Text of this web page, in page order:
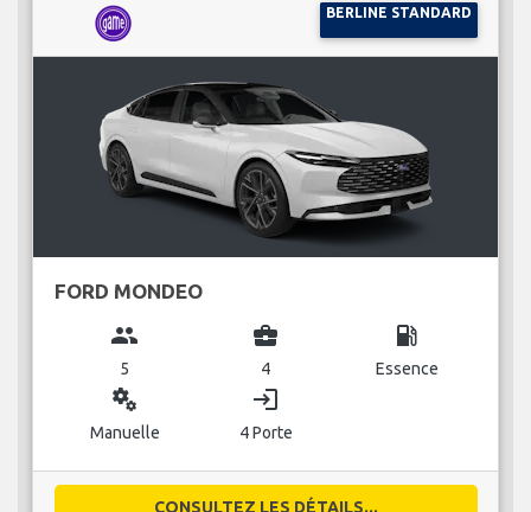
BERLINE STANDARD
FORD MONDEO
group
5
business_center
4
local_gas_station
Essence
miscellaneous_services
Manuelle
login
4 Porte
CONSULTEZ LES DÉTAILS...